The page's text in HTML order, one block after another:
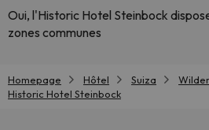
Oui, l'Historic Hotel Steinbock
zones communes
Homepage Hôtel Suiza
Historic Hotel Steinbock